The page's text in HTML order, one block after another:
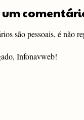
um
são pessoais, é não
Infonavweb!